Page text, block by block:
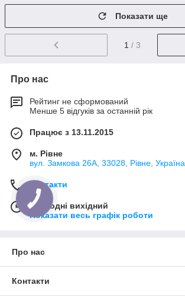
Показати ще
1 / 3
Про нас
Рейтинг не сформований
Менше 5 відгуків за останній рік
Працює з 13.11.2015
м. Рівне
вул. Замкова 26А, 33028, Рівне, Україна
Контакти
Сьогодні вихідний
Показати весь графік роботи
Про нас
Контакти